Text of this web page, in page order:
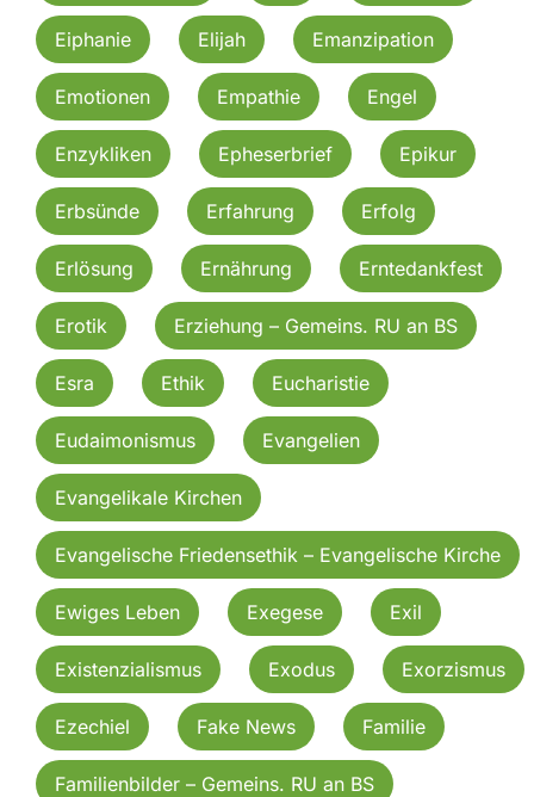
Eiphanie Elijah Emanzipation
Emotionen Empathie Engel
Enzykliken Epheserbrief Epikur
Erbsünde Erfahrung Erfolg
Erlösung Ernährung Erntedankfest
Erotik Erziehung – Gemeins. RU an BS
Esra Ethik Eucharistie
Eudaimonismus Evangelien
Evangelikale Kirchen
Evangelische Friedensethik – Evangelische Kirche
Ewiges Leben Exegese Exil
Existenzialismus Exodus Exorzismus
Ezechiel Fake News Familie
Familienbilder – Gemeins. RU an BS